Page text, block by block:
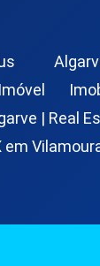
| Real
em